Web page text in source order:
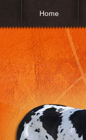
Home